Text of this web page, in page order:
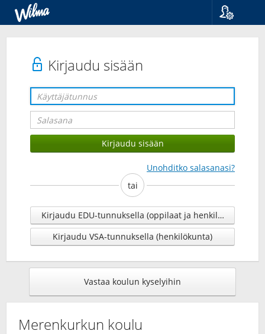
Kirjaudu sisään
Unohditko salasanasi?
tai
Kirjaudu EDU-tunnuksella (oppilaat ja henkilökunta)
Kirjaudu VSA-tunnuksella (henkilökunta)
Vastaa koulun kyselyihin
Merenkurkun koulu